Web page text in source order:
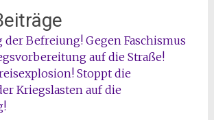
der Befreiung! Gegen Faschismus
auf die Straße!
Stoppt die
Kriegslasten auf die